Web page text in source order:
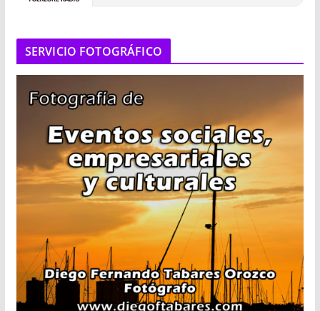
SERVICIO FOTOGRÁFICO